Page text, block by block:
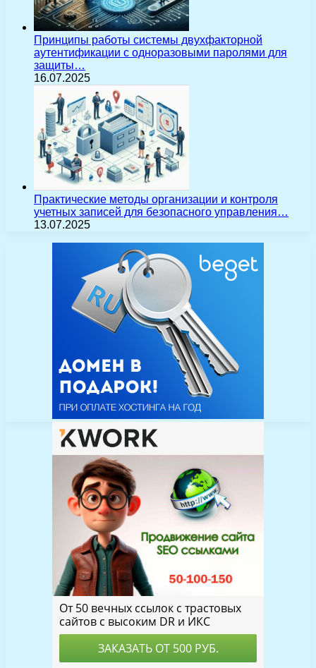
Принципы работы системы двухфакторной
аутентификации с одноразовыми паролями для
защиты…
16.07.2025
Практические методы организации и контроля
учетных записей для безопасного управления…
13.07.2025